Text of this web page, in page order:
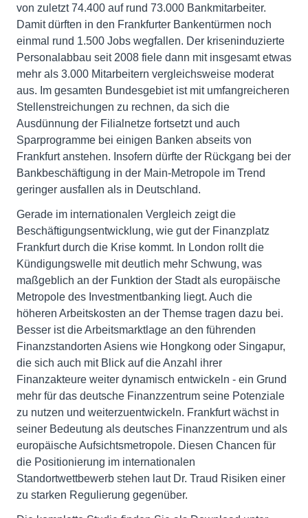
von zuletzt 74.400 auf rund 73.000 Bankmitarbeiter.
Damit dürften in den Frankfurter Bankentürmen noch
einmal rund 1.500 Jobs wegfallen. Der kriseninduzierte
Personalabbau seit 2008 fiele dann mit insgesamt etwas
mehr als 3.000 Mitarbeitern vergleichsweise moderat
aus. Im gesamten Bundesgebiet ist mit umfangreicheren
Stellenstreichungen zu rechnen, da sich die
Ausdünnung der Filialnetze fortsetzt und auch
Sparprogramme bei einigen Banken abseits von
Frankfurt anstehen. Insofern dürfte der Rückgang bei der
Bankbeschäftigung in der Main-Metropole im Trend
geringer ausfallen als in Deutschland.
Gerade im internationalen Vergleich zeigt die
Beschäftigungsentwicklung, wie gut der Finanzplatz
Frankfurt durch die Krise kommt. In London rollt die
Kündigungswelle mit deutlich mehr Schwung, was
maßgeblich an der Funktion der Stadt als europäische
Metropole des Investmentbanking liegt. Auch die
höheren Arbeitskosten an der Themse tragen dazu bei.
Besser ist die Arbeitsmarktlage an den führenden
Finanzstandorten Asiens wie Hongkong oder Singapur,
die sich auch mit Blick auf die Anzahl ihrer
Finanzakteure weiter dynamisch entwickeln - ein Grund
mehr für das deutsche Finanzzentrum seine Potenziale
zu nutzen und weiterzuentwickeln. Frankfurt wächst in
seiner Bedeutung als deutsches Finanzzentrum und als
europäische Aufsichtsmetropole. Diesen Chancen für
die Positionierung im internationalen
Standortwettbewerb stehen laut Dr. Traud Risiken einer
zu starken Regulierung gegenüber.